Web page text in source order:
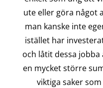
ute eller göra något
man kanske inte
istället har
och låtit dessa
en mycket större
viktiga saker